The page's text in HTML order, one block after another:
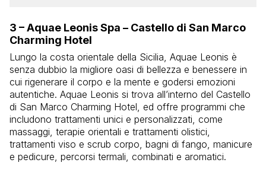
3 – Aquae Leonis Spa – Castello di San Marco
Charming Hotel
Lungo la costa orientale della Sicilia, Aquae Leonis è
senza dubbio la migliore oasi di bellezza e benessere in
cui rigenerare il corpo e la mente e godersi emozioni
autentiche. Aquae Leonis si trova all’interno del Castello
di San Marco Charming Hotel, ed offre programmi che
includono trattamenti unici e personalizzati, come
massaggi, terapie orientali e trattamenti olistici,
trattamenti viso e scrub corpo, bagni di fango, manicure
e pedicure, percorsi termali, combinati e aromatici.